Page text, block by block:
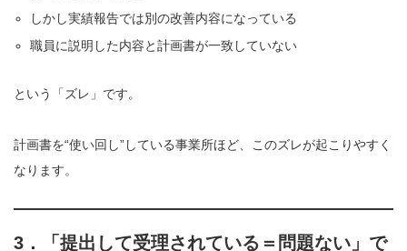
しかし実績報告では別の改善内容になっている
職員に説明した内容と計画書が一致していない
という「ズレ」です。
計画書を“使い回し”している事業所ほど、このズレが起こりやすく
なります。
3．「提出して受理されている＝問題ない」で